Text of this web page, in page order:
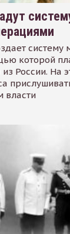
которой
России. На
власти